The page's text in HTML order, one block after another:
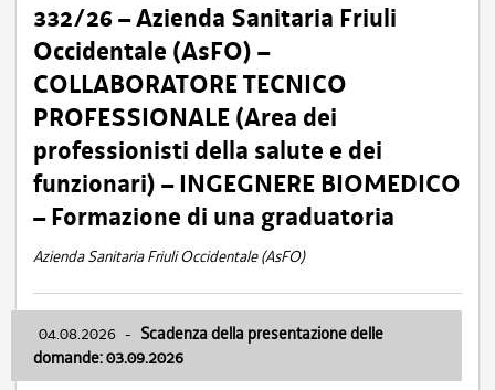
332/26 – Azienda Sanitaria Friuli
Occidentale (AsFO) –
COLLABORATORE TECNICO
PROFESSIONALE (Area dei
professionisti della salute e dei
funzionari) – INGEGNERE BIOMEDICO
– Formazione di una graduatoria
Azienda Sanitaria Friuli Occidentale (AsFO)
04.08.2026 - Scadenza della presentazione delle
domande: 03.09.2026